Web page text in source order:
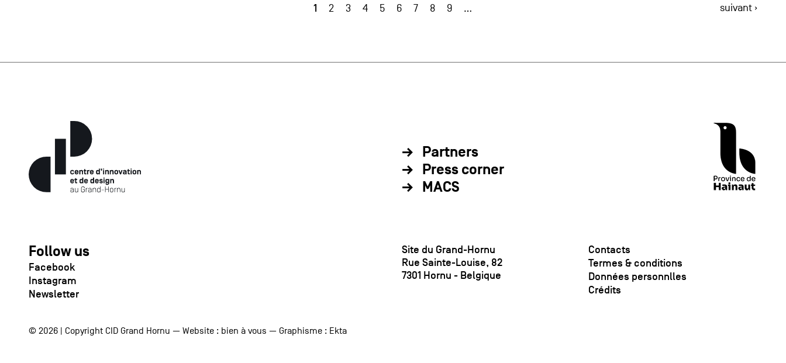
1 2 3 4 5 6 7 8 9 … suivant ›
Partners
Press corner
MACS
Follow us
Facebook
Instagram
Newsletter
Site du Grand-Hornu
Rue Sainte-Louise, 82
7301 Hornu - Belgique
Contacts
Termes & conditions
Données personnlles
Crédits
© 2026 | Copyright CID Grand Hornu — Website : bien à vous — Graphisme : Ekta